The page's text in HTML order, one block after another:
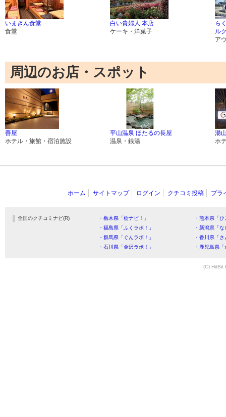
いまきん食堂
食堂
白い貴婦人 本店
ケーキ・洋菓子
ら
ル
ア
周辺のお店・スポット
善屋
ホテル・旅館・宿泊施設
平山温泉 ほたるの長屋
温泉・銭湯
湯
ホ
ホーム サイトマップ ログイン クチコミ投稿 プラ
全国のクチコミナビ(R) ・栃木県「栃ナビ！」
・熊本県「
・福島県「ふくラボ！」
・新潟県「
・群馬県「ぐんラボ！」
・香川県「
・石川県「金沢ラボ！」
・鹿児島県
(C) HitBit